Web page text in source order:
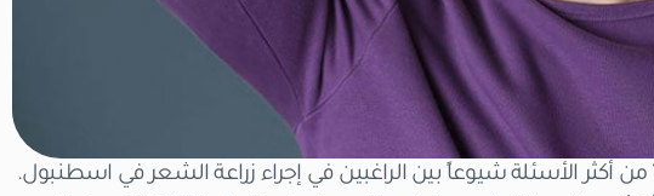
من أكثر الأسئلة شيوعاً بين الراغبين في إجراء زراعة الشعر في اسطنبول.